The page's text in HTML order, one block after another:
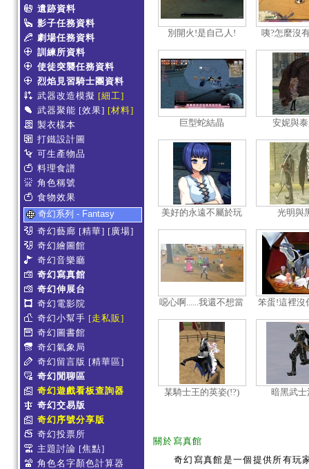
遺跡資料
影子任務資料
劇場任務資料
訓練所資料
使徒突襲任務資料
烈焰見習騎士團資料
武器改造模擬 [細工]
武器聚能 [效果] [材料]
製衣樣本
打鐵設計圖
可生產物品
料理食譜
角色稱號
食物效果
奇幻系列 - Fantasy
奇幻藝廊 [精華] [廣場]
奇幻繪圖館
奇幻音樂廳
奇幻寫真館
奇幻伸展台
奇幻電影院
奇幻小幫手 [走私販]
奇幻圖書館
奇幻氣象局
奇幻留言版 [精華區]
奇幻閒聊區
奇幻遊戲看板查詢器
奇幻交易版
奇幻序號分享版
奇幻投票所
主題討論 [焦點]
角色名字顏色計算器
別開火!是自己人!
咦?怎麼沒
巨型蛇結晶 安妮與
美好的永遠不屬於玩
光明與
噁心啊......我還不想當
笨蛋!這裡沒
某騎士王的英姿(!?) 暗黑武
關於寫真館
奇幻寫真館是一個提供所有玩